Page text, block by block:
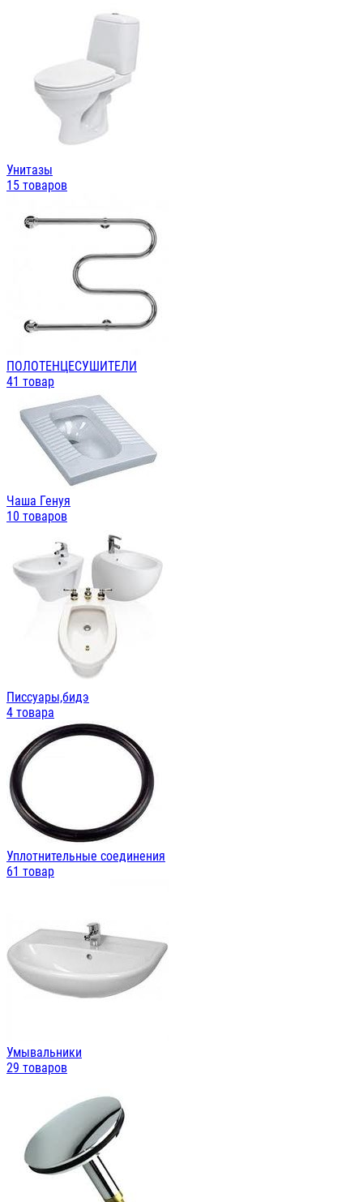
Унитазы
15 товаров
ПОЛОТЕНЦЕСУШИТЕЛИ
41 товар
Чаша Генуя
10 товаров
Писсуары,бидэ
4 товара
Уплотнительные соединения
61 товар
Умывальники
29 товаров